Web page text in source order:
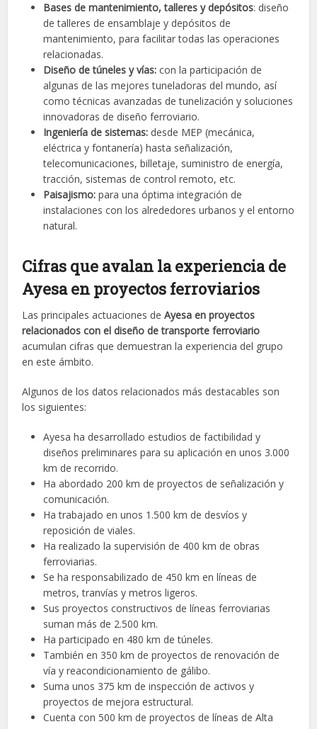
Bases de mantenimiento, talleres y depósitos: diseño
de talleres de ensamblaje y depósitos de
mantenimiento, para facilitar todas las operaciones
relacionadas.
Diseño de túneles y vías: con la participación de
algunas de las mejores tuneladoras del mundo, así
como técnicas avanzadas de tunelización y soluciones
innovadoras de diseño ferroviario.
Ingeniería de sistemas: desde MEP (mecánica,
eléctrica y fontanería) hasta señalización,
telecomunicaciones, billetaje, suministro de energía,
tracción, sistemas de control remoto, etc.
Paisajismo: para una óptima integración de
instalaciones con los alrededores urbanos y el entorno
natural.
Cifras que avalan la experiencia de
Ayesa en proyectos ferroviarios
Las principales actuaciones de Ayesa en proyectos
relacionados con el diseño de transporte ferroviario
acumulan cifras que demuestran la experiencia del grupo
en este ámbito.
Algunos de los datos relacionados más destacables son
los siguientes:
Ayesa ha desarrollado estudios de factibilidad y
diseños preliminares para su aplicación en unos 3.000
km de recorrido.
Ha abordado 200 km de proyectos de señalización y
comunicación.
Ha trabajado en unos 1.500 km de desvíos y
reposición de viales.
Ha realizado la supervisión de 400 km de obras
ferroviarias.
Se ha responsabilizado de 450 km en líneas de
metros, tranvías y metros ligeros.
Sus proyectos constructivos de líneas ferroviarias
suman más de 2.500 km.
Ha participado en 480 km de túneles.
También en 350 km de proyectos de renovación de
vía y reacondicionamiento de gálibo.
Suma unos 375 km de inspección de activos y
proyectos de mejora estructural.
Cuenta con 500 km de proyectos de líneas de Alta